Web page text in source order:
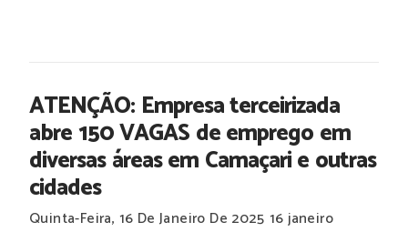
ATENÇÃO: Empresa terceirizada
abre 150 VAGAS de emprego em
diversas áreas em Camaçari e outras
cidades
Quinta-Feira, 16 De Janeiro De 2025 16 janeiro